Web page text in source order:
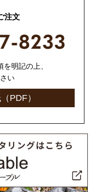
注文
明記の上、
い
PDF）